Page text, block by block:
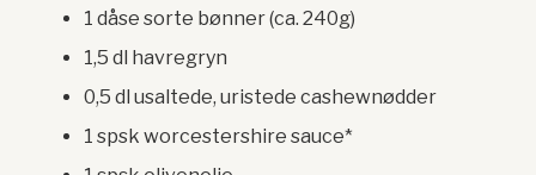
1 dåse sorte bønner (ca. 240g)
1,5 dl havregryn
0,5 dl usaltede, uristede cashewnødder
1 spsk worcestershire sauce*